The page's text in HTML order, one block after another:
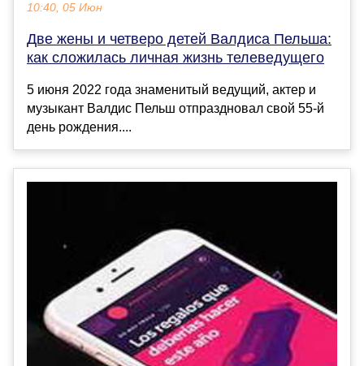
10:40, 05 Июн
Две жены и четверо детей Валдиса Пельша:
как сложилась личная жизнь телеведущего
5 июня 2022 года знаменитый ведущий, актер и
музыкант Валдис Пельш отпраздновал свой 55-й
день рождения....